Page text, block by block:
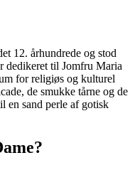
12. århundrede og stod
dedikeret til Jomfru Maria
for religiøs og kulturel
de smukke tårne og de
en sand perle af gotisk